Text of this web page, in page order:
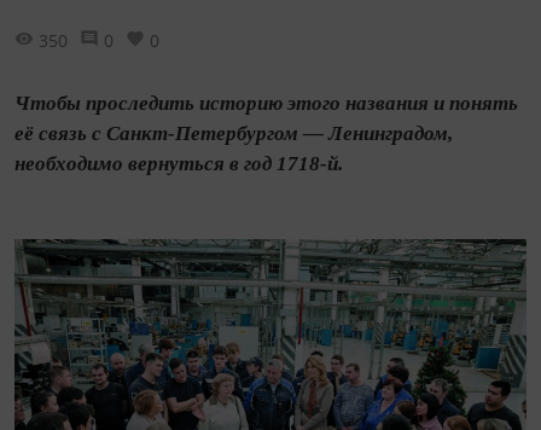
350 0 0
Чтобы проследить историю этого названия и понять
её связь с Санкт-Петербургом — Ленинградом,
необходимо вернуться в год 1718-й.